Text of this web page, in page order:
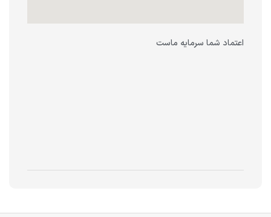
اعتماد شما سرمایه ماست